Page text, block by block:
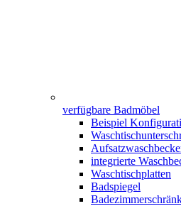
verfügbare Badmöbel
Beispiel
integrierte
Waschtischplatten
Badspiegel